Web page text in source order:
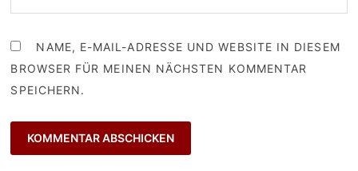
NAME, E-MAIL-ADRESSE UND WEBSITE IN DIESEM
BROWSER FÜR MEINEN NÄCHSTEN KOMMENTAR
SPEICHERN.